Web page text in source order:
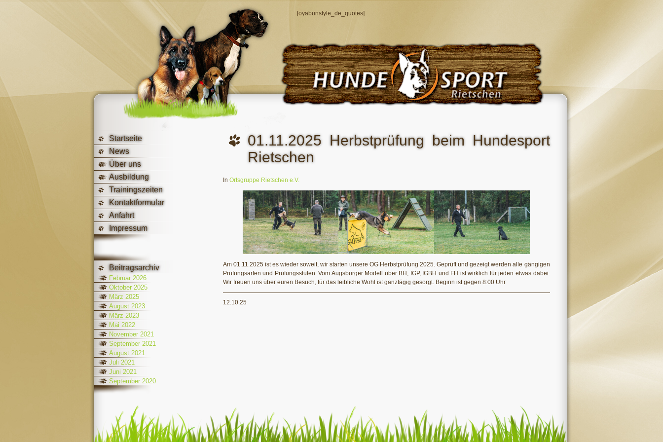
[oyabunstyle_de_quotes]
Startseite
News
Über uns
Ausbildung
Trainingszeiten
Kontaktformular
Anfahrt
Impressum
Beitragsarchiv
Februar 2026
Oktober 2025
März 2025
August 2023
März 2023
Mai 2022
November 2021
September 2021
August 2021
Juli 2021
Juni 2021
September 2020
01.11.2025 Herbstprüfung beim Hundesport
Rietschen
In Ortsgruppe Rietschen e.V.
Am 01.11.2025 ist es wieder soweit, wir starten unsere OG Herbstprüfung 2025. Geprüft und gezeigt werden alle gängigen
Prüfungsarten und Prüfungsstufen. Vom Augsburger Modell über BH, IGP, IGBH und FH ist wirklich für jeden etwas dabei.
Wir freuen uns über euren Besuch, für das leibliche Wohl ist ganztägig gesorgt. Beginn ist gegen 8:00 Uhr
12.10.25